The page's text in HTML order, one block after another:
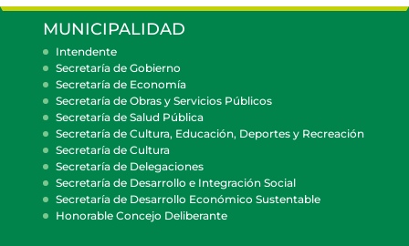
MUNICIPALIDAD
Intendente
Secretaría de Gobierno
Secretaría de Economía
Secretaría de Obras y Servicios Públicos
Secretaría de Salud Pública
Secretaría de Cultura, Educación, Deportes y Recreación
Secretaría de Cultura
Secretaría de Delegaciones
Secretaría de Desarrollo e Integración Social
Secretaría de Desarrollo Económico Sustentable
Honorable Concejo Deliberante